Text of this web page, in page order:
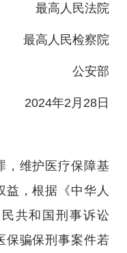
最高人民法院
最高人民检察院
公安部
2024年2月28日
维护医疗保障基
，根据《中华人
共和国刑事诉讼
保骗保刑事案件若